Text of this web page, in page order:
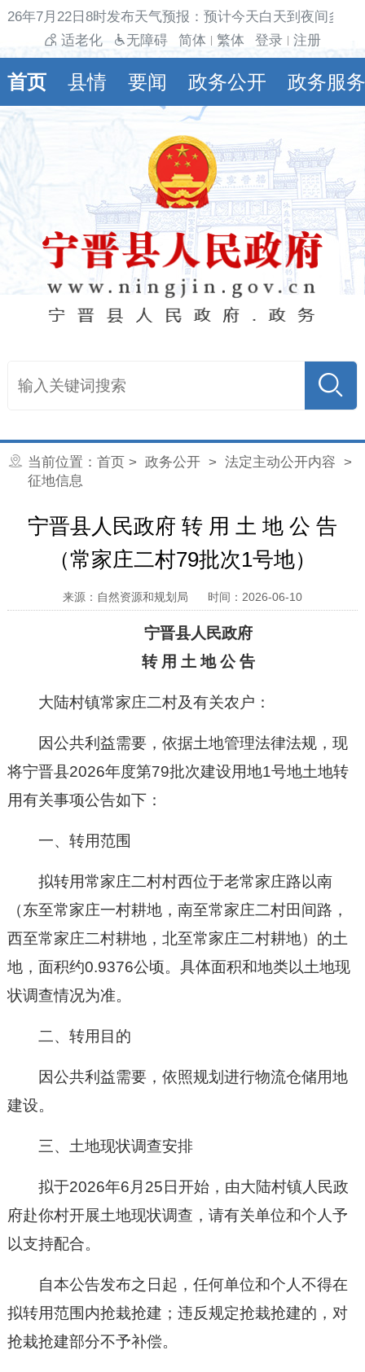
年7月22日8时发布天气预报：预计今天白天到夜间多
适老化
无障碍 简体 繁体 登录 注册
首页 县情 要闻 政务公开 政务服务
当前位置： 首页 > 政务公开> 法定主动公开内容 >
征地信息
宁晋县人民政府 转 用 土 地 公 告
（常家庄二村79批次1号地）
来源：自然资源和规划局 时间：2026-06-10
宁晋县人民政府
转 用 土 地 公 告
大陆村镇常家庄二村及有关农户 ：
因公共利益需要，依据土地管理法律法规，现
将宁晋县2026年度第79批次建设用地1号地土地转
用有关事项公告如下：
一、转用范围
拟转用常家庄二村村西位于老常家庄路以南
（东至常家庄一村耕地，南至常家庄二村田间路 ，
西至常家庄二村耕地，北至常家庄二村耕地）的土
地，面积约0.9376公顷。 具体面积和地类以土地现
状调查情况为准。
二、转用目的
因公共利益需要，依照规划进行物流仓储用地
建设。
三、土地现状调查安排
拟于2026年6 月 25 日开始，由大陆村镇人民政
府赴你村开展土地现状调查，请有关单位和个人予
以支持配合。
自本公告发布之日起，任何单位和个人不得在
拟转用范围内抢栽抢建；违反规定抢栽抢建的，对
抢栽抢建部分不予补偿。